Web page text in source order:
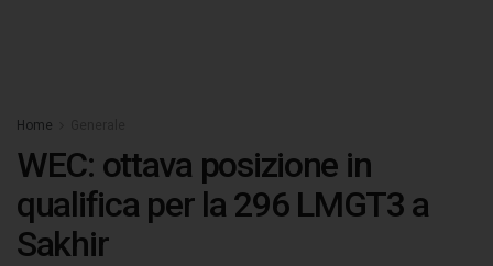
Home
WEC: ottava posizione in
qualifica per la 296 LMGT3 a
Sakhir